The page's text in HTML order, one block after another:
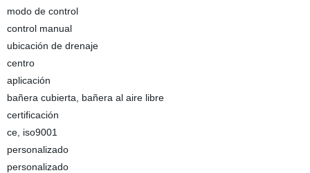
modo de control
control manual
ubicación de drenaje
centro
aplicación
bañera cubierta, bañera al aire libre
certificación
ce, iso9001
personalizado
personalizado